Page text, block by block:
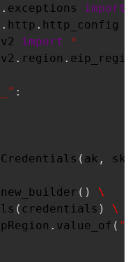
. exceptions import
. http . http_config
v2 import
*
v2 . region .
:
( ak , sk
new_builder () \
( credentials ) \
. value_of (